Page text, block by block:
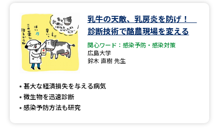
大学・短大以外の資料から請求
専門学校の資料請求 大学院の資料請求
留学・進学関連、塾・予備校
大学入学共通テスト「受験上の
乳牛の天敵、乳房炎を防げ！
診断技術で酪農現場を変える
関心ワード：感染予防・感染対策
広島大学
鈴木 直樹 先生
甚大な経済損失を与える病気
微生物を迅速診断
感染予防方法も研究